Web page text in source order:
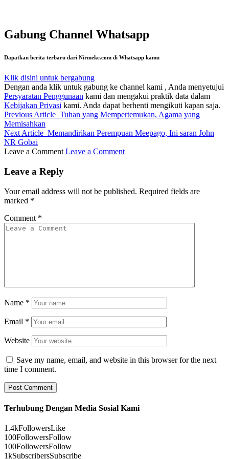
Gabung Channel Whatsapp
Dapatkan berita terbaru dari Nirmeke.com di Whatsapp kamu
Klik disini untuk bergabung
Dengan anda klik untuk gabung ke channel kami , Anda menyetujui
Persyaratan Penggunaan kami dan mengakui praktik data dalam
Kebijakan Privasi kami. Anda dapat berhenti mengikuti kapan saja.
Previous Article Tuhan yang Mempertemukan, Agama yang
Memisahkan
Next Article Memandirikan Perempuan Meepago, Ini saran John
NR Gobai
Leave a Comment Leave a Comment
Leave a Reply
Your email address will not be published. Required fields are
marked *
Comment *
Name *
Email *
Website
Save my name, email, and website in this browser for the next
time I comment.
Terhubung Dengan Media Sosial Kami
1.4kFollowersLike
100FollowersFollow
100FollowersFollow
1kSubscribersSubscribe